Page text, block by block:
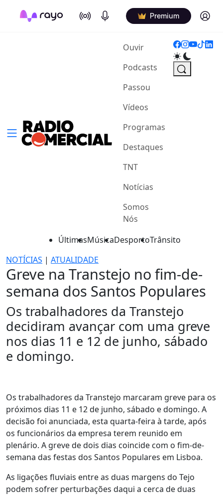
On Air Podcasts Premium Log in
Ouvir(current)
Podcasts
Passou
Vídeos
Programas
Destaques
TNT
Notícias
Somos
Nós
ÚltimasMúsicaDesportoTrânsito
NOTÍCIAS | ATUALIDADE
Greve na Transtejo no fim-de-
semana dos Santos Populares
Os trabalhadores da Transtejo
decidiram avançar com uma greve
nos dias 11 e 12 de junho, sábado
e domingo.
Os trabalhadores da Transtejo marcaram greve para os
próximos dias 11 e 12 de junho, sábado e domingo. A
decisão foi anunciada, esta quarta-feira à tarde, após
os funcionários da empresa terem reunido em
plenário. A greve de dois dias coincide com o fim-de-
semana das festas dos Santos Populares em Lisboa.
As ligações fluviais entre as duas margens do Tejo
podem sofrer perturbações daqui a cerca de duas